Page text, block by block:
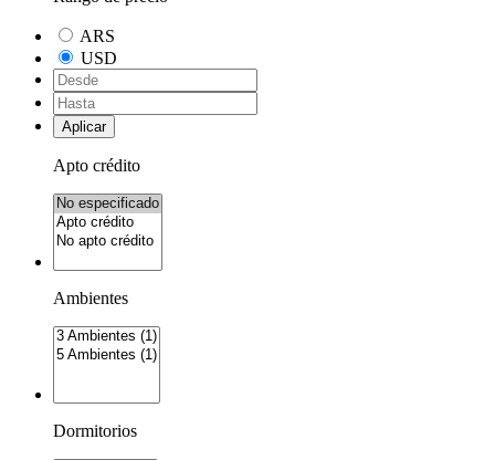
ARS
USD
Aplicar
Apto crédito
Ambientes
Dormitorios